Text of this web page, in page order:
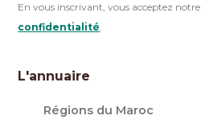
En vous inscrivant, vous acceptez notre
confidentialité.
L'annuaire
Régions du Maroc